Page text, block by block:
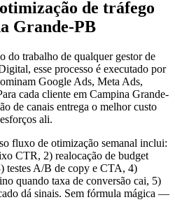
de tráfego
Grande-PB
do trabalho de qualquer gestor de
esse processo é executado por
Google Ads, Meta Ads,
cada cliente em Campina Grande-
de canais entrega o melhor custo
ali.
fluxo de otimização semanal inclui:
CTR, 2) realocação de budget
testes A/B de copy e CTA, 4)
quando taxa de conversão cai, 5)
dá sinais. Sem fórmula mágica —